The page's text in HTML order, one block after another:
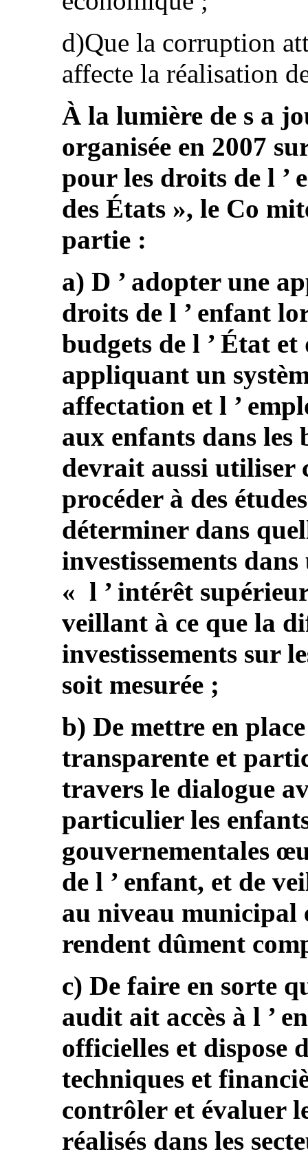
d)Que la corruption
affecte la réalisation
À la lumière de s a
organisée en 2007
pour les droits de l
des États », le Co
partie :
a) D ’ adopter une
droits de l ’ enfant
budgets de l ’ État
appliquant un
affectation et l ’
aux enfants dans les
devrait aussi utiliser
procéder à des
déterminer dans
investissements
« l ’ intérêt
veillant à ce que la
investissements sur
soit mesurée ;
b) De mettre en
transparente et
travers le dialogue
particulier les
gouvernementales
de l ’ enfant, et de
au niveau municipal
rendent dûment
c) De faire en sorte
audit ait accès à l ’
officielles et dispose
techniques et
contrôler et évaluer
réalisés dans les